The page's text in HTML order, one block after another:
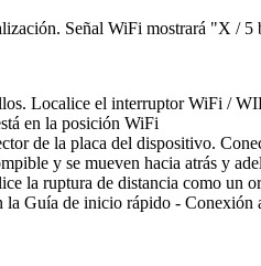
Señal WiFi mostrará "X /
Localice el interruptor WiFi /
en la posición WiFi
de la placa del dispositivo.
y se mueven hacia atrás y
la ruptura de distancia como un
Guía de inicio rápido - Conexión